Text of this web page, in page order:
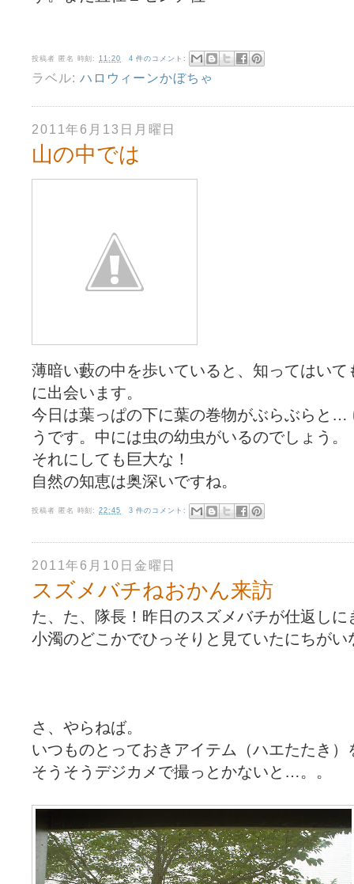
投稿者 匿名 時刻: 11:20 4 件のコメント:
ラベル: ハロウィーンかぼちゃ
2011年6月13日月曜日
山の中では
薄暗い藪の中を歩いていると、知ってはい
に出会います。
今日は葉っぱの下に葉の巻物がぶらぶらと…
うです。中には虫の幼虫がいるのでしょう。
それにしても巨大な！
自然の知恵は奥深いですね。
投稿者 匿名 時刻:22:45 3 件のコメント:
2011年6月10日金曜日
スズメバチねおかん来訪
た、た、隊長！昨日のスズメバチが仕返し
小濁のどこかでひっそりと見ていたにちが
さ、やらねば。
いつものとっておきアイテム（ハエたたき
そうそうデジカメで撮っとかないと…。。